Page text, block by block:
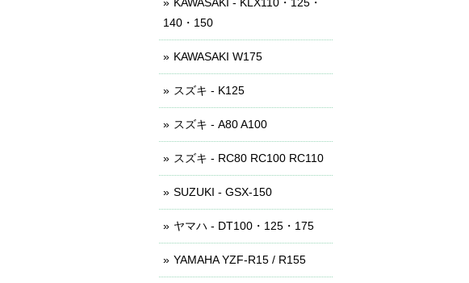
140・150
KAWASAKI W175
スズキ - K125
スズキ - A80 A100
スズキ - RC80 RC100 RC110
SUZUKI - GSX-150
ヤマハ - DT100・125・175
YAMAHA YZF-R15 / R155